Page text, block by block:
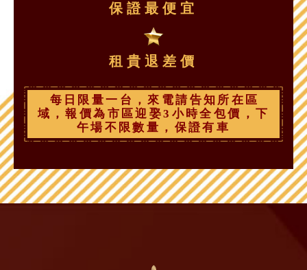
保證最便宜
租貴退差價
每日限量一台，來電請告知所在區
域，報價為市區迎娶3小時全包價，下
午場不限數量，保證有車